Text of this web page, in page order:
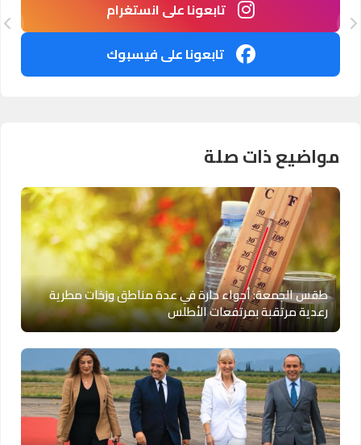
تابعونا على انستغرام
تابعونا على فيسبوك
مواضيع ذات صلة
طقس الجمعة: أجواء حارة في عدة مناطق وزخات مطرية
رعدية مرتقبة بمرتفعات الأطلس